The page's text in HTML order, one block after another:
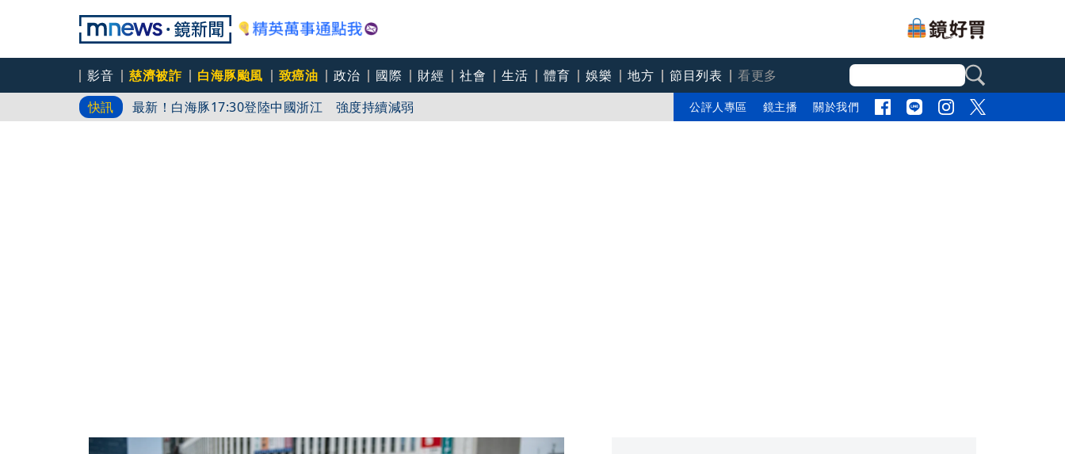
影音 慈濟被詐 白海豚颱風 致癌油 政治 國際 財經 社會 生活 體育 娛樂 地方 節目列表
看更多
快訊
最新！白海豚17:30登陸中國浙江 強度持續減弱
白海豚颱風游進中國！當地狂風暴雨畫面曝光 網驚呼「比巴威大」：這是在渡劫？
公評人專區 鏡主播 關於我們